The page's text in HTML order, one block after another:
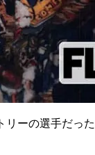
リーの選手だった